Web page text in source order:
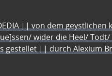
|| von dem
wider die Heel/
gestellet || durch Alexium